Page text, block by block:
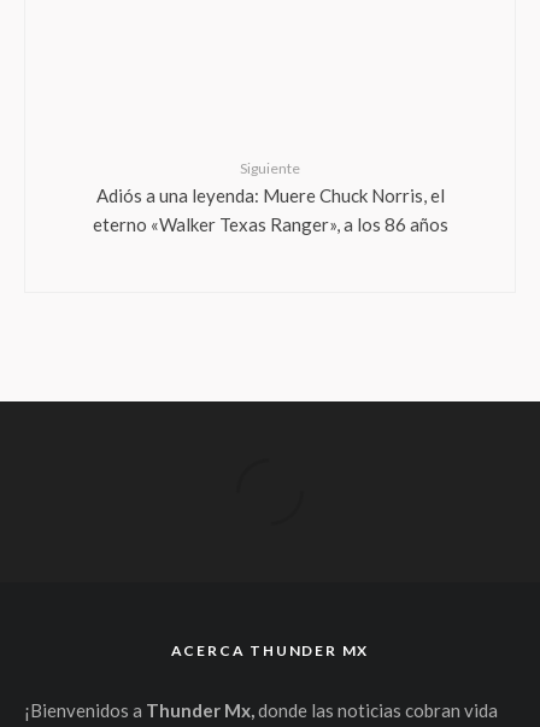
Siguiente
Adiós a una leyenda: Muere Chuck Norris, el
eterno «Walker Texas Ranger», a los 86 años
ACERCA THUNDER MX
¡Bienvenidos a Thunder Mx,donde las noticias cobran vida